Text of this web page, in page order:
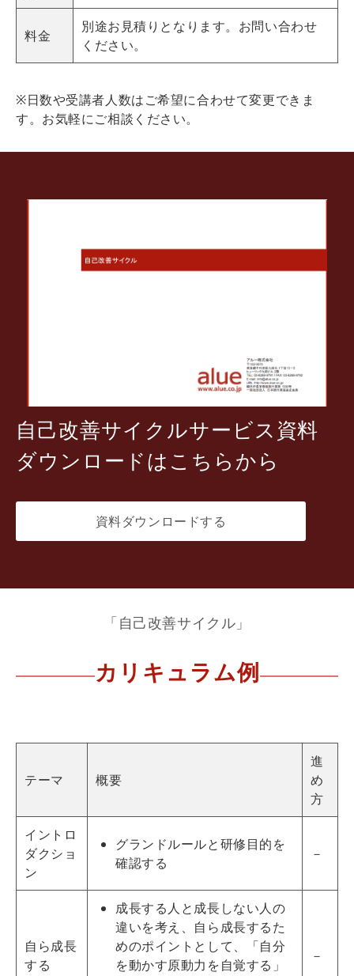
料金
別途お見積りとなります。お問い合わせ
ください。
※日数や受講者人数はご希望に合わせて変更できま
す。お気軽にご相談ください。
自己改善サイクルサービス資料
ダウンロードはこちらから
資料ダウンロードする
「自己改善サイクル」
カリキュラム例
テーマ 概要
進
め
方
イントロ
ダクショ
ン
グランドルールと研修目的を
確認する
－
自ら成長
する
成長する人と成長しない人の
違いを考え、自ら成長するた
めのポイントとして、「自分
を動かす原動力を自覚する」
－